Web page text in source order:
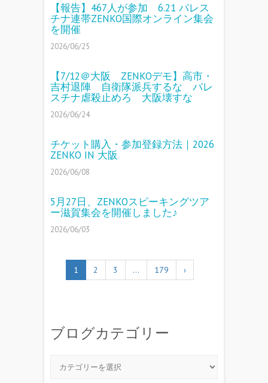
【報告】467人が参加 6.21 パレス
チナ連帯ZENKO国際オンライン集会
を開催
2026/06/25
【7/12＠大阪 ZENKOデモ】高市・
吉村退陣 自衛隊派兵するな パレ
スチナ虐殺止めろ 大阪壊すな
2026/06/24
チケット購入・参加登録方法｜2026
ZENKO IN 大阪
2026/06/08
5月27日、ZENKOスピーキングツア
ー滋賀集会を開催しました♪
2026/06/03
1 2 3 … 179 ›
ブログカテゴリー